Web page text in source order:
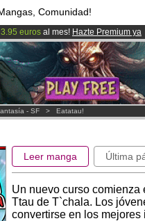
Comunidad!
3.95 euros al mes! Hazte Premium ya
y 1000Cómics y Mangas!.
lanzado!.
- SF > Eatatau!
Leer manga Última
Un nuevo curso
Ttau de T`chala. Los
convertirse en los